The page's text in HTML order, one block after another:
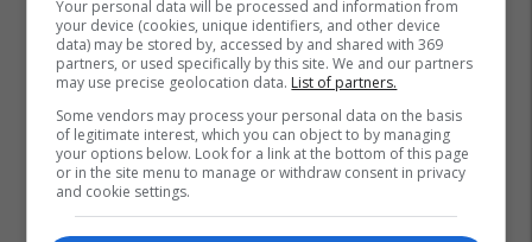
Your personal data will be processed and information from
your device (cookies, unique identifiers, and other device
data) may be stored by, accessed by and shared with 369
partners, or used specifically by this site. We and our partners
may use precise geolocation data. List of partners.
Some vendors may process your personal data on the basis
of legitimate interest, which you can object to by managing
your options below. Look for a link at the bottom of this page
or in the site menu to manage or withdraw consent in privacy
and cookie settings.